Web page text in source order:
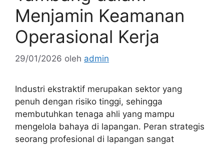
Menjamin Keamanan
Operasional Kerja
29/01/2026 oleh admin
Industri ekstraktif merupakan sektor yang
penuh dengan risiko tinggi, sehingga
membutuhkan tenaga ahli yang mampu
mengelola bahaya di lapangan. Peran strategis
seorang profesional di lapangan sangat